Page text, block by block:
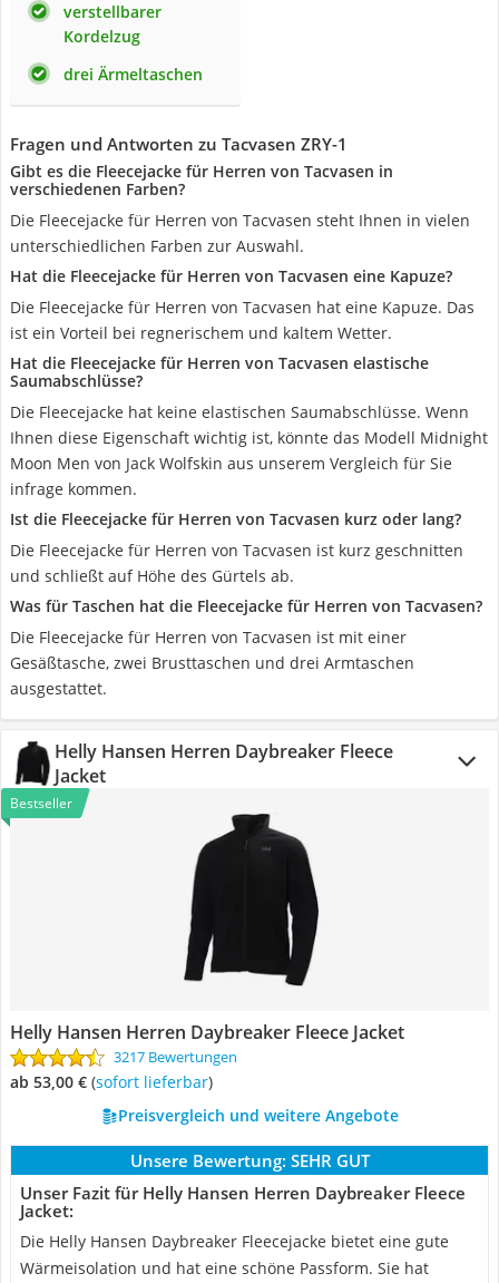
verstellbarer
Kordelzug
drei Ärmeltaschen
Fragen und Antworten zu Tacvasen ZRY-1
Gibt es die Fleecejacke für Herren von Tacvasen in
verschiedenen Farben?
Die Fleecejacke für Herren von Tacvasen steht Ihnen in vielen
unterschiedlichen Farben zur Auswahl.
Hat die Fleecejacke für Herren von Tacvasen eine Kapuze?
Die Fleecejacke für Herren von Tacvasen hat eine Kapuze. Das
ist ein Vorteil bei regnerischem und kaltem Wetter.
Hat die Fleecejacke für Herren von Tacvasen elastische
Saumabschlüsse?
Die Fleecejacke hat keine elastischen Saumabschlüsse. Wenn
Ihnen diese Eigenschaft wichtig ist, könnte das Modell Midnight
Moon Men von Jack Wolfskin aus unserem Vergleich für Sie
infrage kommen.
Ist die Fleecejacke für Herren von Tacvasen kurz oder lang?
Die Fleecejacke für Herren von Tacvasen ist kurz geschnitten
und schließt auf Höhe des Gürtels ab.
Was für Taschen hat die Fleecejacke für Herren von Tacvasen?
Die Fleecejacke für Herren von Tacvasen ist mit einer
Gesäßtasche, zwei Brusttaschen und drei Armtaschen
ausgestattet.
Helly Hansen Herren Daybreaker Fleece
Jacket
Bestseller
Helly Hansen Herren Daybreaker Fleece Jacket
3217 Bewertungen
ab 53,00 € ( Sofort lieferbar)
Preisvergleich und weitere Angebote
Unsere Bewertung: SEHR GUT
Unser Fazit für Helly Hansen Herren Daybreaker Fleece
Jacket:
Die Helly Hansen Daybreaker Fleecejacke bietet eine gute
Wärmeisolation und hat eine schöne Passform. Sie hat